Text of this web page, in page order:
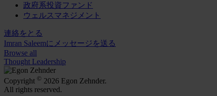
政府系投資ファンド
ウェルスマネジメント
連絡をとる
Imran Saleemにメッセージを送る
Browse all
Thought Leadership
Copyright © 2026 Egon Zehnder.
All rights reserved.